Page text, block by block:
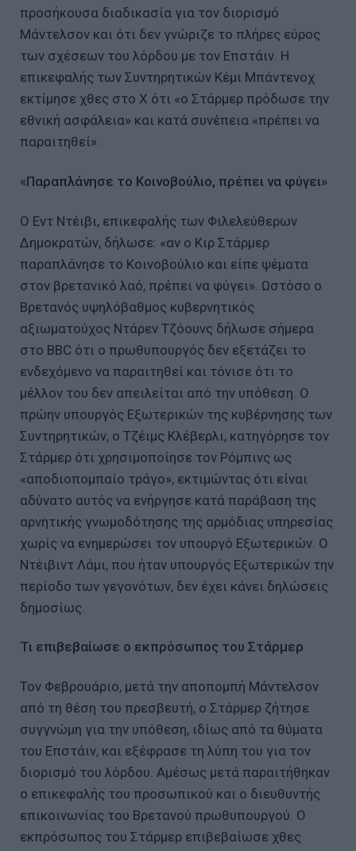
προσήκουσα διαδικασία για τον διορισμό
Μάντελσον και ότι δεν γνώριζε το πλήρες εύρος
των σχέσεων του λόρδου με τον Επστάιν. Η
επικεφαλής των Συντηρητικών Κέμι Μπάντενοχ
εκτίμησε χθες στο Χ ότι «ο Στάρμερ πρόδωσε την
εθνική ασφάλεια» και κατά συνέπεια «πρέπει να
παραιτηθεί».
«Παραπλάνησε το Κοινοβούλιο, πρέπει να φύγει»
Ο Εντ Ντέιβι, επικεφαλής των Φιλελεύθερων
Δημοκρατών, δήλωσε: «αν ο Κιρ Στάρμερ
παραπλάνησε το Κοινοβούλιο και είπε ψέματα
στον βρετανικό λαό, πρέπει να φύγει». Ωστόσο ο
Βρετανός υψηλόβαθμος κυβερνητικός
αξιωματούχος Ντάρεν Τζόουνς δήλωσε σήμερα
στο BBC ότι ο πρωθυπουργός δεν εξετάζει το
ενδεχόμενο να παραιτηθεί και τόνισε ότι το
μέλλον του δεν απειλείται από την υπόθεση. Ο
πρώην υπουργός Εξωτερικών της κυβέρνησης των
Συντηρητικών, ο Τζέιμς Κλέβερλι, κατηγόρησε τον
Στάρμερ ότι χρησιμοποίησε τον Ρόμπινς ως
«αποδιοπομπαίο τράγο», εκτιμώντας ότι είναι
αδύνατο αυτός να ενήργησε κατά παράβαση της
αρνητικής γνωμοδότησης της αρμόδιας υπηρεσίας
χωρίς να ενημερώσει τον υπουργό Εξωτερικών. Ο
Ντέιβιντ Λάμι, που ήταν υπουργός Εξωτερικών την
περίοδο των γεγονότων, δεν έχει κάνει δηλώσεις
δημοσίως.
Τι επιβεβαίωσε ο εκπρόσωπος του Στάρμερ
Τον Φεβρουάριο, μετά την αποπομπή Μάντελσον
από τη θέση του πρεσβευτή, ο Στάρμερ ζήτησε
συγγνώμη για την υπόθεση, ιδίως από τα θύματα
του Επστάιν, και εξέφρασε τη λύπη του για τον
διορισμό του λόρδου. Αμέσως μετά παραιτήθηκαν
ο επικεφαλής του προσωπικού και ο διευθυντής
επικοινωνίας του Βρετανού πρωθυπουργού. Ο
εκπρόσωπος του Στάρμερ επιβεβαίωσε χθες